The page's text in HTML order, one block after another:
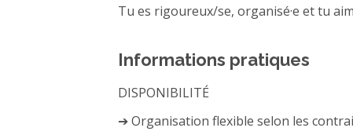
Tu es rigoureux/se, organisé·e et tu
Informations pratiques
DISPONIBILITÉ
➔ Organisation flexible selon les